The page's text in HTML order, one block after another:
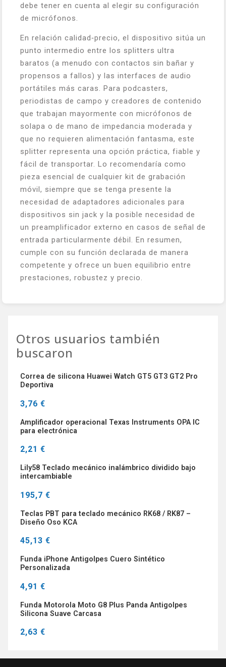
debe tener en cuenta al elegir su configuración
de micrófonos.
En relación calidad‑precio, el dispositivo sitúa un
punto intermedio entre los splitters ultra
baratos (a menudo con contactos sin bañar y
propensos a fallos) y las interfaces de audio
portátiles más caras. Para podcasters,
periodistas de campo y creadores de contenido
que trabajan mayormente con micrófonos de
solapa o de mano de impedancia moderada y
que no requieren alimentación fantasma, este
splitter representa una opción práctica, fiable y
fácil de transportar. Lo recomendaría como
pieza esencial de cualquier kit de grabación
móvil, siempre que se tenga presente la
necesidad de adaptadores adicionales para
dispositivos sin jack y la posible necesidad de
un preamplificador externo en casos de señal de
entrada particularmente débil. En resumen,
cumple con su función declarada de manera
competente y ofrece un buen equilibrio entre
prestaciones, robustez y precio.
Otros usuarios también
buscaron
Correa de silicona Huawei Watch GT5 GT3 GT2 Pro
Deportiva
3,76 €
Amplificador operacional Texas Instruments OPA IC
para electrónica
2,21 €
Lily58 Teclado mecánico inalámbrico dividido bajo
intercambiable
195,7 €
Teclas PBT para teclado mecánico RK68 / RK87 –
Diseño Oso KCA
45,13 €
Funda iPhone Antigolpes Cuero Sintético
Personalizada
4,91 €
Funda Motorola Moto G8 Plus Panda Antigolpes
Silicona Suave Carcasa
2,63 €